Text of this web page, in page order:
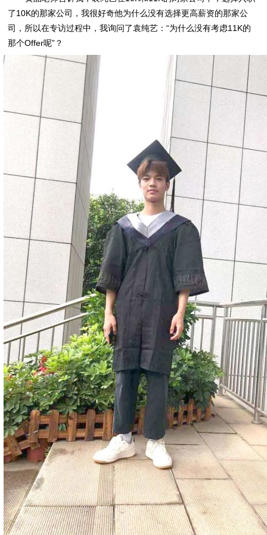
了10K的那家公司，我很好奇他为什么没有选择更高薪资的那家公
司，所以在专访过程中，我询问了袁纯艺：“为什么没有考虑11K的
那个Offer呢”？